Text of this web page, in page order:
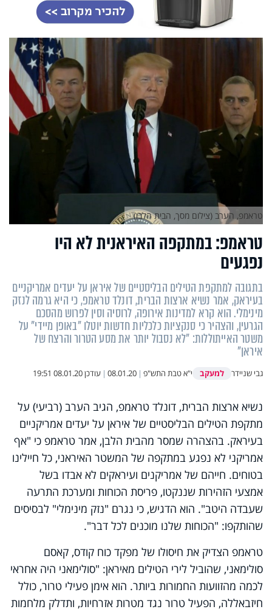
טראמפ: במתקפה האיראנית לא היו
נפגעים
בתגובה למתקפת הטילים הבליסטיים של איראן על יעדים אמריקניים
בעיראק, אמר נשיא ארצות הברית, דונלד טראמפ, כי היא גרמה לנזק
מינימלי. הוא קרא למדינות אירופה, לרוסיה וסין לפרוש מהסכם
הגרעין, והצהיר כי סנקציות כלכליות חדשות יוטלו "באופן מיידי" על
משטר האייתוללות: "לא נסבול יותר את מסע הטרור והרצח של
איראן"
גבי שניידר למעקב י"א טבת התש"פ |
08.01.20
| עודכן08.01.20 19:51
טראמפ, הערב (צילום מסך, הבית הלבן)
נשיא ארצות הברית, דונלד טראמפ, הגיב הערב (רביעי) על
מתקפת הטילים הבליסטיים של איראן על יעדים אמריקניים
בעיראק. בהצהרה שמסר מהבית הלבן, אמר טראמפ כי "אף
אמריקני לא נפגע במתקפה של המשטר האיראני, כל חיילינו
בטוחים. חייהם של אמריקנים ועיראקים לא אבדו בשל
אמצעי הזהירות שננקטו, פריסת הכוחות ומערכת התרעה
שעבדה היטב". הוא הדגיש, כי נגרם "נזק מינימלי" לבסיסים
שהותקפו: "הכוחות שלנו מוכנים לכל דבר".
טראמפ הצדיק את חיסולו של מפקד כוח קודס, קאסם
סולימאני, שהוביל לירי הטילים מאיראן: "סולימאני היה אחראי
לכמה מהזוועות החמורות ביותר. הוא אימן פעילי טרור, כולל
חיזבאללה, הפעיל טרור נגד מטרות אזרחיות, ותדלק מלחמות